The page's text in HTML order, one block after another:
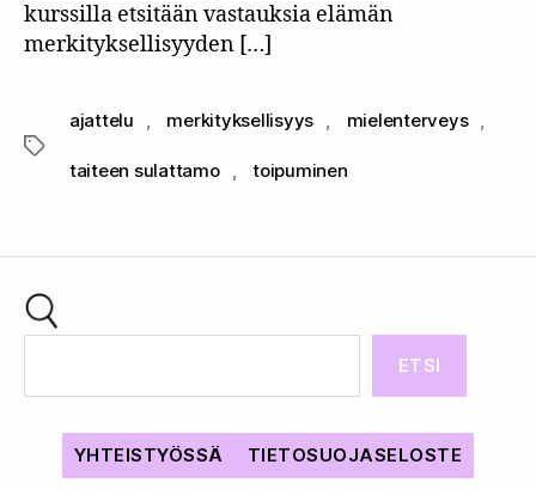
kurssilla etsitään vastauksia elämän
merkityksellisyyden […]
Avainsanat
ajattelu , merkityksellisyys , mielenterveys ,
taiteen sulattamo , toipuminen
ETSI
YHTEISTYÖSSÄ TIETOSUOJASELOSTE